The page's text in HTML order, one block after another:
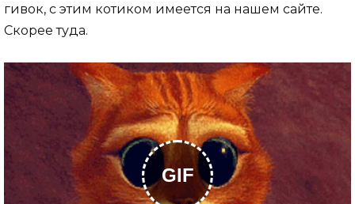
гивок, с этим котиком имеется на нашем сайте.
Скорее туда.
GIF